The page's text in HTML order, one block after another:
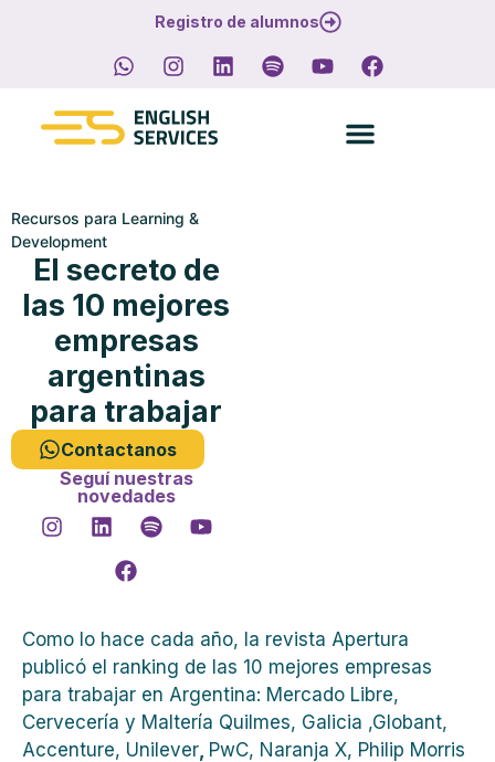
Registro de alumnos
Recursos para Learning &
Development
El secreto de
las 10 mejores
empresas
argentinas
para trabajar
Contactanos
Seguí nuestras
novedades
Como lo hace cada año, la revista Apertura
publicó el ranking de las 10 mejores empresas
para trabajar en Argentina: Mercado Libre,
Cervecería y Maltería Quilmes, Galicia ,Globant,
Accenture, Unilever, PwC, Naranja X, Philip Morris